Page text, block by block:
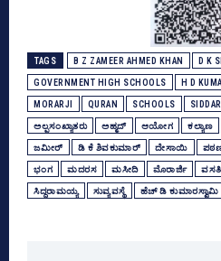
TAGS B Z ZAMEER AHMED KHAN D K
GOVERNMENT HIGH SCHOOLS H D
MORARJI QURAN SCHOOLS
ಅಲ್ಪಸಂಖ್ಯಾತರು ಅಹ್ಮದ್‌ ಆಯೋಗ ಕಲ್ಯಾಣ
ಜಮೀರ್‌ ಡಿ ಕೆ ಶಿವಕುಮಾರ್ ದೇಸಾಯಿ
ಭಂಗ ಮದರಸ ಮಸೀದಿ ಮೊರಾರ್ಜಿ ವಸತಿ
ಸಿದ್ದರಾಮಯ್ಯ ಸುವ್ಯವಸ್ಥೆ ಹೆಚ್‌ ಡಿ ಕುಮಾರಸ್ವಾಮಿ